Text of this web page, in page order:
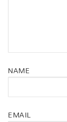
NAME
EMAIL